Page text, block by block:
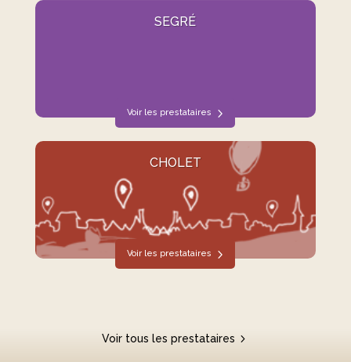
SEGRÉ
Voir les prestataires
CHOLET
Voir les prestataires
Voir tous les prestataires